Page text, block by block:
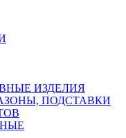
ИЗДЕЛИЯ
ПОДСТАВКИ